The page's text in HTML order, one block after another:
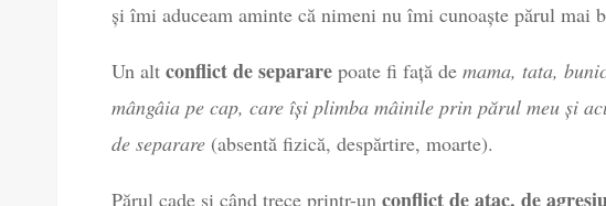
și îmi aduceam aminte că nimeni nu îmi cunoaște părul mai
Un alt conflict de separarepoate fi față de mama, tata,
mângâia pe cap, care își plimba mâinile prin părul meu și
de separare(absentă fizică, despărtire, moarte).
Părul cade și când trece printr-un conflict de atac, de